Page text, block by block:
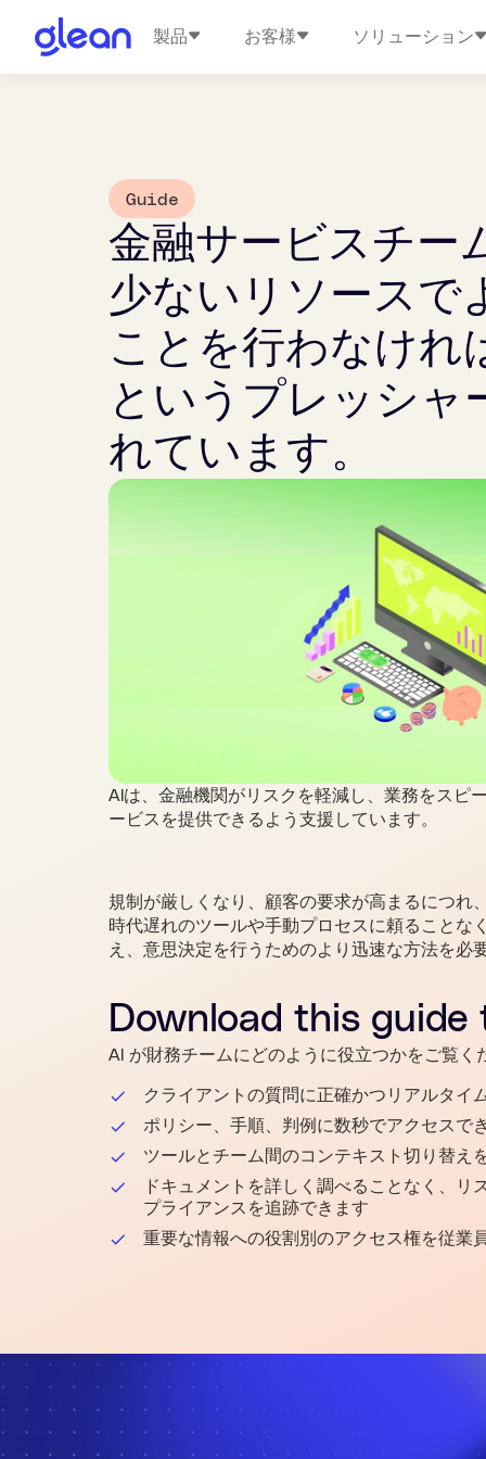
製品 お客様 ソリューション
Guide
金融サービスチー
少ないリソースで
ことを行わなけれ
というプレッシャ
れています。
AIは、金融機関がリスクを軽減し、業務をスピ
ービスを提供できるよう支援しています。
規制が厳しくなり、顧客の要求が高まるにつれ
時代遅れのツールや手動プロセスに頼ることな
え、意思決定を行うためのより迅速な方法を必
Download this guide
AI が財務チームにどのように役立つかをご覧く
クライアントの質問に正確かつリアルタイ
ポリシー、手順、判例に数秒でアクセスで
ツールとチーム間のコンテキスト切り替え
ドキュメントを詳しく調べることなく、リ
プライアンスを追跡できます
重要な情報への役割別のアクセス権を従業